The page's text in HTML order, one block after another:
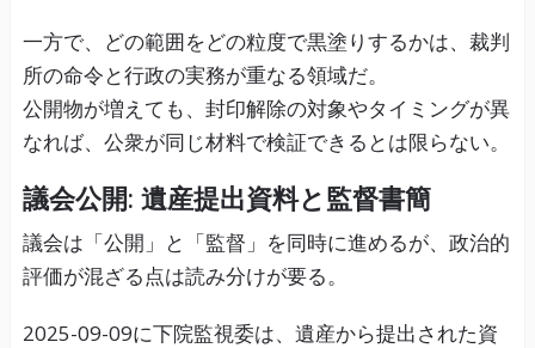
一方で、どの範囲をどの粒度で黒塗りするかは、裁判
所の命令と行政の実務が重なる領域だ。
公開物が増えても、封印解除の対象やタイミングが異
なれば、公衆が同じ材料で検証できるとは限らない。
議会公開: 遺産提出資料と監督書簡
議会は「公開」と「監督」を同時に進めるが、政治的
評価が混ざる点は読み分けが要る。
2025-09-09に下院監視委は、遺産から提出された資